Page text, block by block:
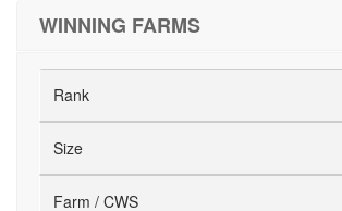
WINNING FARMS